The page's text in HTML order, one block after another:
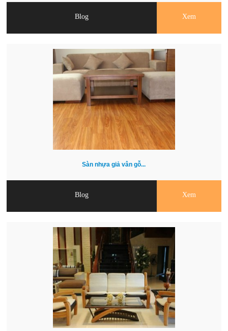
Blog Xem
Sàn nhựa giả vân gỗ...
Blog Xem